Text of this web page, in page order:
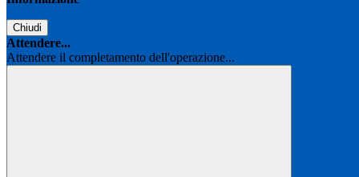
Chiudi
Attendere...
Attendere il completamento dell'operazione...